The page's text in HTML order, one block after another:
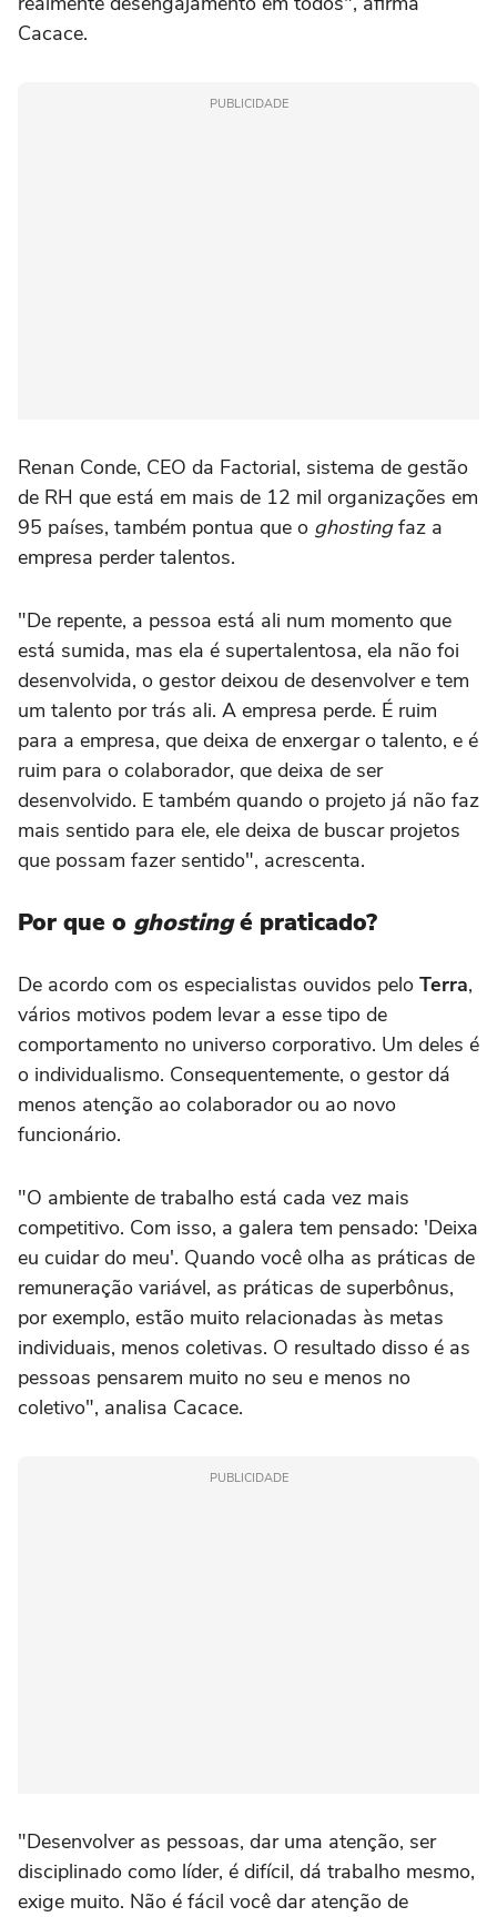
Cacace.
PUBLICIDADE
Renan Conde, CEO da Factorial, sistema de gestão
de RH que está em mais de 12 mil organizações em
95 países, também pontua que o ghostingfaz a
empresa perder talentos.
"De repente, a pessoa está ali num momento que
está sumida, mas ela é supertalentosa, ela não foi
desenvolvida, o gestor deixou de desenvolver e tem
um talento por trás ali. A empresa perde. É ruim
para a empresa, que deixa de enxergar o talento, e é
ruim para o colaborador, que deixa de ser
desenvolvido. E também quando o projeto já não faz
mais sentido para ele, ele deixa de buscar projetos
que possam fazer sentido", acrescenta.
Por que o ghostingé praticado?
De acordo com os especialistas ouvidos pelo Terra,
vários motivos podem levar a esse tipo de
comportamento no universo corporativo. Um deles é
o individualismo. Consequentemente, o gestor dá
menos atenção ao colaborador ou ao novo
funcionário.
"O ambiente de trabalho está cada vez mais
competitivo. Com isso, a galera tem pensado: 'Deixa
eu cuidar do meu'. Quando você olha as práticas de
remuneração variável, as práticas de superbônus,
por exemplo, estão muito relacionadas às metas
individuais, menos coletivas. O resultado disso é as
pessoas pensarem muito no seu e menos no
coletivo", analisa Cacace.
PUBLICIDADE
"Desenvolver as pessoas, dar uma atenção, ser
disciplinado como líder, é difícil, dá trabalho mesmo,
exige muito. Não é fácil você dar atenção de